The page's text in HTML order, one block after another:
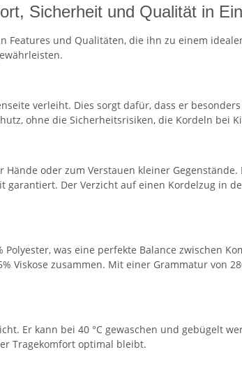
Sicherheit und Qualität in
Features und Qualitäten, die ihn zu einem
verleiht. Dies sorgt dafür, dass er
ohne die Sicherheitsrisiken, die Kordeln bei
oder zum Verstauen kleiner
garantiert. Der Verzicht auf einen Kordelzug in
was eine perfekte Balance zwischen
Viskose zusammen. Mit einer Grammatur von
Er kann bei 40 °C gewaschen und gebügelt
Tragekomfort optimal bleibt.